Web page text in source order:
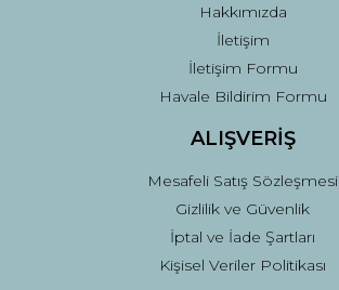
Hakkımızda
İletişim
İletişim Formu
Havale Bildirim Formu
ALIŞVERİŞ
Mesafeli Satış Sözleşmesi
Gizlilik ve Güvenlik
İptal ve İade Şartları
Kişisel Veriler Politikası